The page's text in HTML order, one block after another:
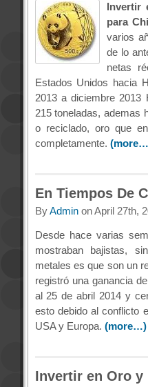
Invertir
para
varios
de lo
netas
Estados Unidos hacia
2013 a diciembre 2013
215 toneladas, ademas
o reciclado, oro que
completamente.
En Tiempos De
ByAdminon April 27th,
Desde hace varias
mostraban bajistas,
metales es que son un
registró una ganancia
al 25 de abril 2014 y
esto debido al conflicto
USA y Europa. (more…)
Invertir en Oro y